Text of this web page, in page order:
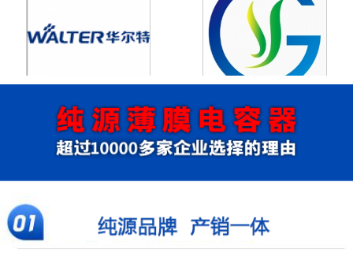
浙江华尔特机电股份有限公
司
浙江格瑶科技股份有限公司